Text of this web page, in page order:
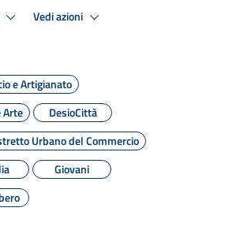
Vedi azioni
e Artigianato
Arte
DesioCittà
Urbano del Commercio
Giovani